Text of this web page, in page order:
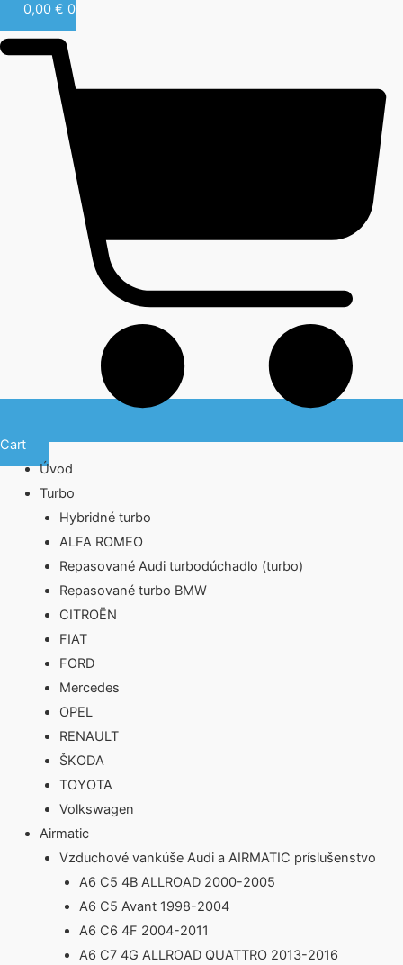
0,00 € 0
Cart
Úvod
Turbo
Hybridné turbo
ALFA ROMEO
Repasované Audi turbodúchadlo (turbo)
Repasované turbo BMW
CITROËN
FIAT
FORD
Mercedes
OPEL
RENAULT
ŠKODA
TOYOTA
Volkswagen
Airmatic
Vzduchové vankúše Audi a AIRMATIC príslušenstvo
A6 C5 4B ALLROAD 2000-2005
A6 C5 Avant 1998-2004
A6 C6 4F 2004-2011
A6 C7 4G ALLROAD QUATTRO 2013-2016